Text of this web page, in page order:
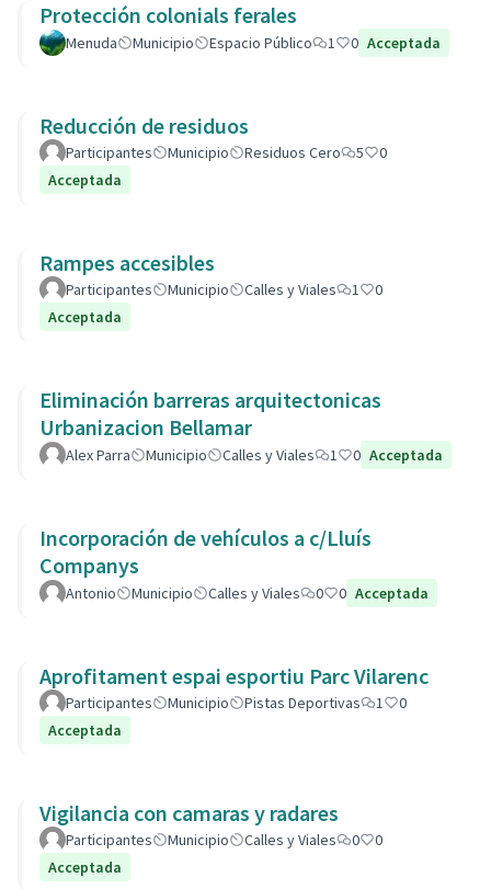
Protección colonials ferales
Menuda Municipio Espacio Público 1 0 Acceptada
Reducción de residuos
Participantes Municipio Residuos Cero 5
0
Acceptada
Rampes accesibles
Participantes Municipio Calles y Viales 1
0
Acceptada
Eliminación barreras arquitectonicas
Urbanizacion Bellamar
Alex Parra Municipio Calles y Viales 1 0 Acceptada
Incorporación de vehículos a c/Lluís
Companys
Antonio Municipio Calles y Viales 0 0 Acceptada
Aprofitament espai esportiu Parc Vilarenc
Participantes Municipio Pistas Deportivas 1
0
Acceptada
Vigilancia con camaras y radares
Participantes Municipio Calles y Viales 0
0
Acceptada